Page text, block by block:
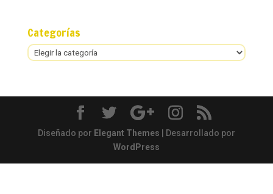
Categorías
Categorías
Diseñado por Elegant Themes | Desarrollado por
WordPress